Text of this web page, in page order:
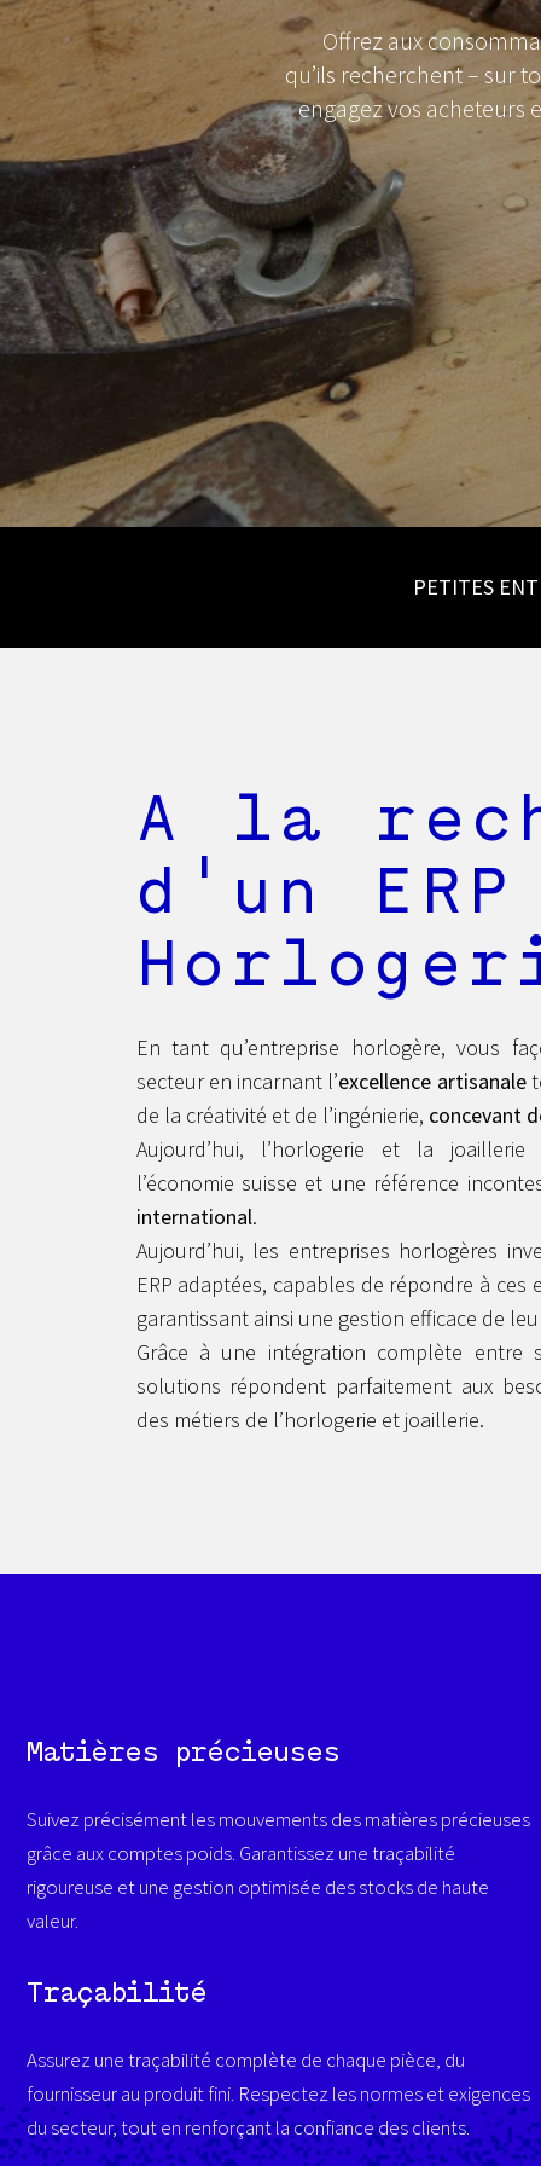
Offrez aux
qu’ils recherchent – sur
engagez vos acheteurs
PETITES
A la
d'un ERP
En tant qu’entreprise horlogère, vous
secteur en incarnant l’excellence artisanale
de la créativité et de l’ingénierie, concevant
Aujourd’hui, l’horlogerie et la
l’économie suisse et une référence
international.
Aujourd’hui, les entreprises horlogères
ERP adaptées, capables de répondre à ces
garantissant ainsi une gestion efficace de
Grâce à une intégration complète entre
solutions répondent parfaitement aux
des métiers de l’horlogerie et joaillerie.
Matières précieuses
Suivez précisément les mouvements des matières précieuses
grâce aux comptes poids. Garantissez une traçabilité
rigoureuse et une gestion optimisée des stocks de haute
valeur.
Traçabilité
Assurez une traçabilité complète de chaque pièce, du
fournisseur au produit fini. Respectez les normes et exigences
du secteur, tout en renforçant la confiance des clients.